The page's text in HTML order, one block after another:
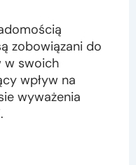
zobowiązani do
w swoich
wpływ na
wyważenia